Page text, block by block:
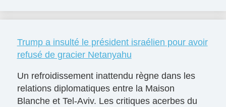
Trump a insulté le président israélien pour avoir
refusé de gracier Netanyahu
Un refroidissement inattendu règne dans les
relations diplomatiques entre la Maison
Blanche et Tel-Aviv. Les critiques acerbes du